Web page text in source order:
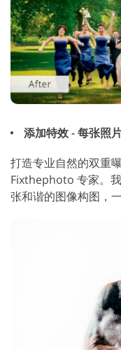
添加特效 - 每张照
打造专业自然的双重
Fixthephoto 专家。
张和谐的图像构图，